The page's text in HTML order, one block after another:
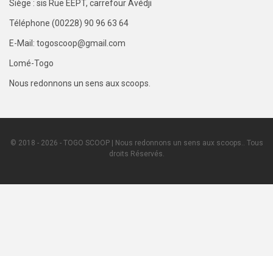
Siège : sis Rue EEPT, carrefour Avédji
Téléphone (00228) 90 96 63 64
E-Mail: togoscoop@gmail.com
Lomé-Togo
Nous redonnons un sens aux scoops.
© 2018 - 2026 - TOGO SCOOP | Nous redonnons un sens aux scoops.. Tous
droits Réservés.